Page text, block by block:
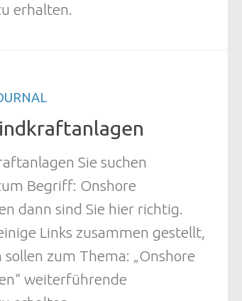
erhalten.
Sie suchen
Begriff: Onshore
dann sind Sie hier richtig.
Links zusammen gestellt,
zum Thema: „Onshore
weiterführende